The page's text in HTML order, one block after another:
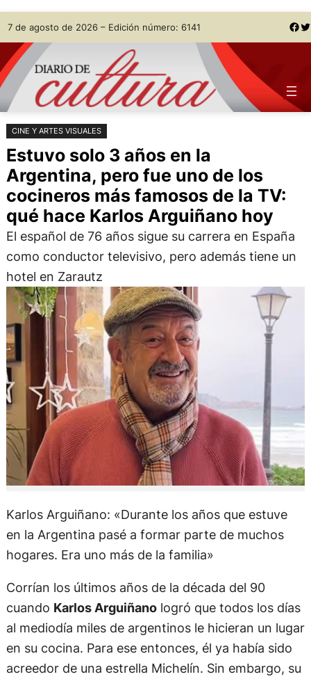
Saltar
al
contenido
Skip
to
content
7 de agosto de 2026 – Edición número: 6141 Facebook Twitter
CINE Y ARTES VISUALES
Estuvo solo 3 años en la
Argentina, pero fue uno de los
cocineros más famosos de la TV:
qué hace Karlos Arguiñano hoy
El español de 76 años sigue su carrera en España
como conductor televisivo, pero además tiene un
hotel en Zarautz
Karlos Arguiñano: «Durante los años que estuve
en la Argentina pasé a formar parte de muchos
hogares. Era uno más de la familia»
Corrían los últimos años de la década del 90
cuando Karlos Arguiñanologró que todos los días
al mediodía miles de argentinos le hicieran un lugar
en su cocina. Para ese entonces, él ya había sido
acreedor de una estrella Michelín. Sin embargo, su